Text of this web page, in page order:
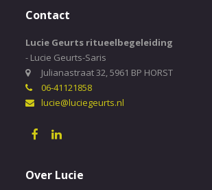
Contact
Lucie Geurts ritueelbegeleiding
- Lucie Geurts-Saris
Julianastraat 32, 5961 BP HORST
06-41121858
lucie@luciegeurts.nl
Over Lucie